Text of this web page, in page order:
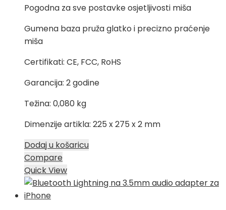
Pogodna za sve postavke osjetljivosti miša
Gumena baza pruža glatko i precizno praćenje
miša
Certifikati: CE, FCC, RoHS
Garancija: 2 godine
Težina: 0,080 kg
Dimenzije artikla: 225 x 275 x 2 mm
Dodaj u košaricu
Compare
Quick View